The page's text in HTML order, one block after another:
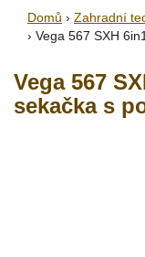
Domů › Zahradní
› Vega 567 SXH 6in1
Vega 567
sekačka s